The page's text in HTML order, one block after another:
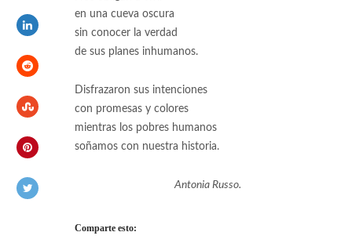
en una cueva oscura
sin conocer la verdad
de sus planes inhumanos.
Disfrazaron sus intenciones
con promesas y colores
mientras los pobres humanos
soñamos con nuestra historia.
Antonia Russo.
Comparte esto: